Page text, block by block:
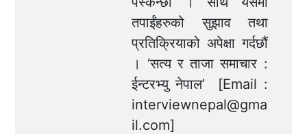
तपाईंहरुको सुझाव तथा
प्रतिक्रियाको अपेक्षा गर्दछौं
। ‘सत्य र ताजा समाचार :
ईन्टरभ्यु नेपाल’ [Email :
interviewnepal@gma
il.com]